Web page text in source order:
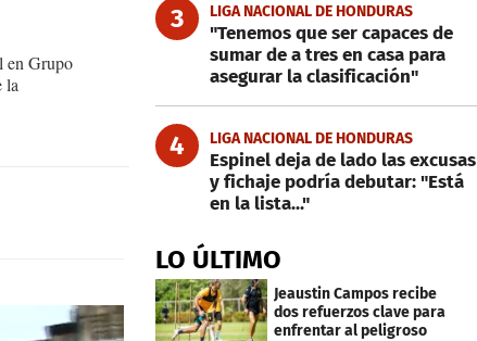
en Grupo
la
3 LIGA NACIONAL DE HONDURAS
"Tenemos que ser capaces de
sumar de a tres en casa para
asegurar la clasificación"
4 LIGA NACIONAL DE HONDURAS
Espinel deja de lado las excusas
y fichaje podría debutar: "Está
en la lista..."
LO ÚLTIMO
Jeaustin Campos recibe
dos refuerzos clave para
enfrentar al peligroso